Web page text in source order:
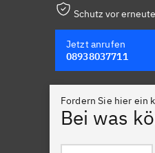
Schutz vor
Jetzt anrufen
08938037711
Fordern Sie hier ein
Bei was